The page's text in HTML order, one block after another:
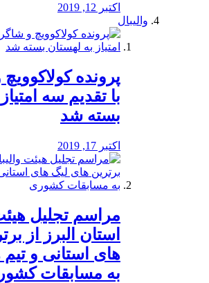
اکتبر 12, 2019
والیبال
پرونده
با تقدیم سه
بسته شد
اکتبر 17, 2019
مراسم تجلیل
استان البرز از
های استانی و
به مسابقات